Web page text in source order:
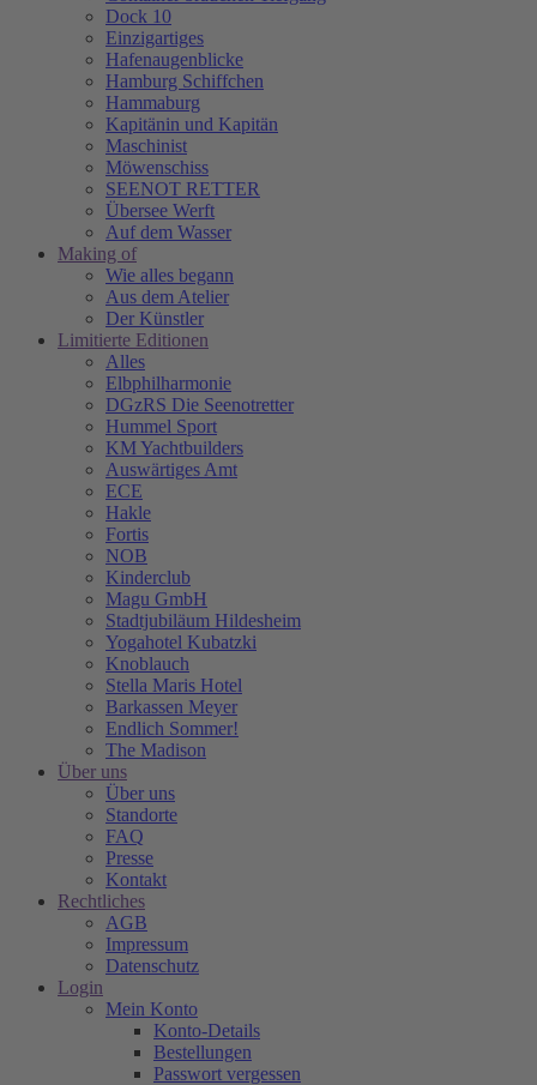
Dock 10
Einzigartiges
Hafenaugen­blicke
Hamburg Schiffchen
Hammaburg
Kapitänin und Kapitän
Maschinist
Möwenschiss
SEENOT RETTER
Übersee Werft
Auf dem Wasser
Making of
Wie alles begann
Aus dem Atelier
Der Künstler
Limitierte Editionen
Alles
Elbphilharmonie
DGzRS Die Seenotretter
Hummel Sport
KM Yachtbuilders
Auswärtiges Amt
ECE
Hakle
Fortis
NOB
Kinderclub
Magu GmbH
Stadtjubiläum Hildesheim
Yogahotel Kubatzki
Knoblauch
Stella Maris Hotel
Barkassen Meyer
Endlich Sommer!
The Madison
Über uns
Über uns
Standorte
FAQ
Presse
Kontakt
Rechtliches
AGB
Impressum
Datenschutz
Login
Mein Konto
Konto-Details
Bestellungen
Passwort vergessen